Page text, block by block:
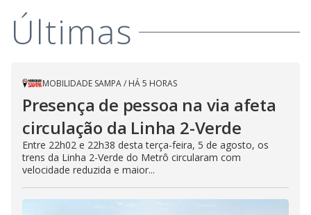
Últimas
MOBILIDADE SAMPA/ HÁ 5 HORAS
Presença de pessoa na via afeta
circulação da Linha 2-Verde
Entre 22h02 e 22h38 desta terça-feira, 5 de agosto, os
trens da Linha 2-Verde do Metrô circularam com
velocidade reduzida e maior...